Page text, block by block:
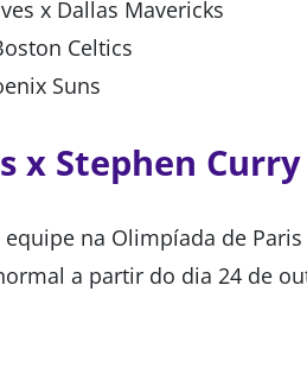
x Dallas Mavericks
Celtics
Suns
x Stephen Curry
na Olimpíada de
a partir do dia 24 de